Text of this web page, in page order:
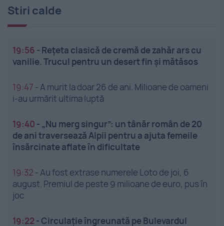
Stiri calde
19:56 - Rețeta clasică de cremă de zahăr ars cu
vanilie. Trucul pentru un desert fin și mătăsos
19:47 -A murit la doar 26 de ani. Milioane de oameni
i-au urmărit ultima luptă
19:40 - „Nu merg singur”: un tânăr român de 20
de ani traversează Alpii pentru a ajuta femeile
însărcinate aflate în dificultate
19:32 -Au fost extrase numerele Loto de joi, 6
august. Premiul de peste 9 milioane de euro, pus în
joc
19:22 -Circulație îngreunată pe Bulevardul